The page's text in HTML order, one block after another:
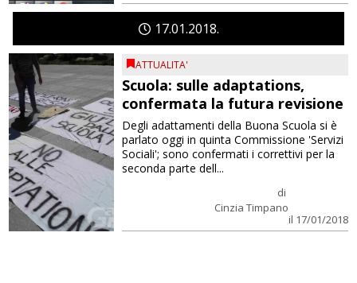
1701 2018
ATTUALITA'
Scuola: sulle adaptations,
confermata la futura revisione
di
Cinzia Timpano
il 17/01/2018
Degli adattamenti della Buona Scuola si è
parlato oggi in quinta Commissione 'Servizi
Sociali'; sono confermati i correttivi per la
seconda parte dell...